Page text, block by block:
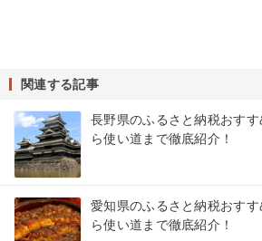
関連する記事
長野県のふるさと納税おす
ら使い道まで徹底紹介！
愛知県のふるさと納税おす
ら使い道まで徹底紹介！